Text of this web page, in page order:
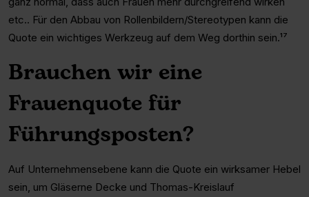
etc.. Für den Abbau von Rollenbildern/Stereotypen kann die
Quote ein wichtiges Werkzeug auf dem Weg dorthin sein.¹⁷
Brauchen wir eine
Frauenquote für
Führungsposten?
Auf Unternehmensebene kann die Quote ein wirksamer Hebel
sein, um Gläserne Decke und Thomas-Kreislauf